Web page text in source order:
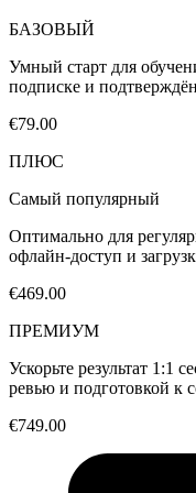
БАЗОВЫЙ
Умный старт для
подписке и
€79.00
ПЛЮС
Самый популярный
Оптимально для
офлайн-доступ и
€469.00
ПРЕМИУМ
Ускорьте результат 1:1
ревью и подготовкой к
€749.00